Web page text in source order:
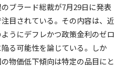
ブラード総裁が7月29日に発表
目されている。その内容は、近
うにデフレかつ政策金利のゼロ
る可能性を論じている。しか
物価低下傾向は特定の品目にと